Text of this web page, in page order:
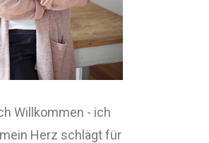
Willkommen - ich
Herz schlägt für